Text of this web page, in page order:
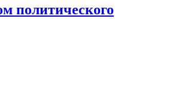
политического